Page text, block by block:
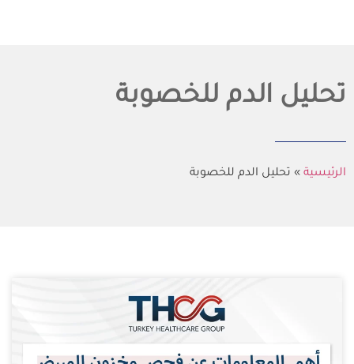
تحليل الدم للخصوبة
الرئيسية » تحليل الدم للخصوبة